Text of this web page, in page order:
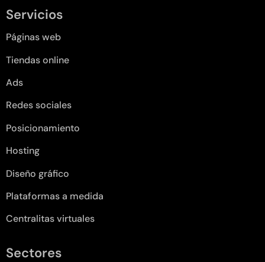
Servicios
Páginas web
Tiendas online
Ads
Redes sociales
Posicionamiento
Hosting
Diseño gráfico
Plataformas a medida
Centralitas virtuales
Sectores